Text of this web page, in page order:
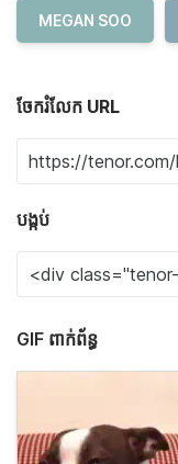
MEGAN SOO
ចែករំលែក URL
បង្កប់
GIF ពាក់ព័ន្ធ